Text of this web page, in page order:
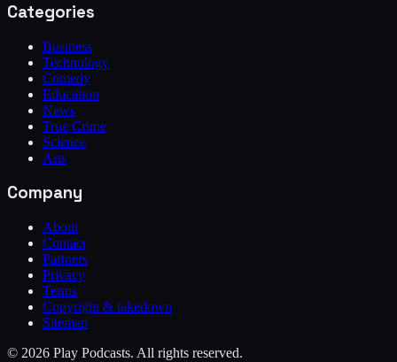
Categories
Business
Technology
Comedy
Education
News
True Crime
Science
Arts
Company
About
Contact
Partners
Privacy
Terms
Copyright & takedown
Sitemap
© 2026 Play Podcasts. All rights reserved.